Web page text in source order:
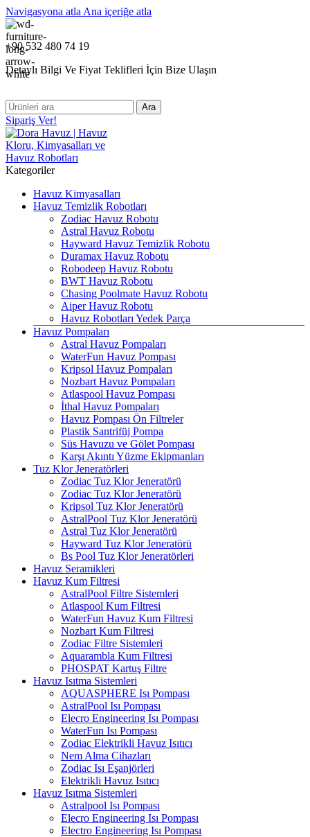
Navigasyona atla Ana içeriğe atla
+90 532 480 74 19
Detaylı Bilgi Ve Fiyat Teklifleri İçin Bize Ulaşın
Ara
Sipariş Ver!
Kategoriler
Havuz Kimyasalları
Havuz Temizlik Robotları
Zodiac Havuz Robotu
Astral Havuz Robotu
Hayward Havuz Temizlik Robotu
Duramax Havuz Robotu
Robodeep Havuz Robotu
BWT Havuz Robotu
Chasing Poolmate Havuz Robotu
Aiper Havuz Robotu
Havuz Robotları Yedek Parça
Havuz Pompaları
Astral Havuz Pompaları
WaterFun Havuz Pompası
Kripsol Havuz Pompaları
Nozbart Havuz Pompaları
Atlaspool Havuz Pompası
İthal Havuz Pompaları
Havuz Pompası Ön Filtreler
Plastik Santrifüj Pompa
Süs Havuzu ve Gölet Pompası
Karşı Akıntı Yüzme Ekipmanları
Tuz Klor Jeneratörleri
Zodiac Tuz Klor Jeneratörü
Zodiac Tuz Klor Jeneratörü
Kripsol Tuz Klor Jeneratörü
AstralPool Tuz Klor Jeneratörü
Astral Tuz Klor Jeneratörü
Hayward Tuz Klor Jeneratörü
Bs Pool Tuz Klor Jeneratörleri
Havuz Seramikleri
Havuz Kum Filtresi
AstralPool Filtre Sistemleri
Atlaspool Kum Filtresi
WaterFun Havuz Kum Filtresi
Nozbart Kum Filtresi
Zodiac Filtre Sistemleri
Aquarambla Kum Filtresi
PHOSPAT Kartuş Filtre
Havuz Isıtma Sistemleri
AQUASPHERE Isı Pompası
AstralPool Isı Pompası
Elecro Engineering Isı Pompası
WaterFun Isı Pompası
Zodiac Elektrikli Havuz Isıtıcı
Nem Alma Cihazları
Zodiac Isı Eşanjörleri
Elektrikli Havuz Isıtıcı
Havuz Isıtma Sistemleri
Astralpool Isı Pompası
Elecro Engineering Isı Pompası
Electro Engineering Isı Pompası